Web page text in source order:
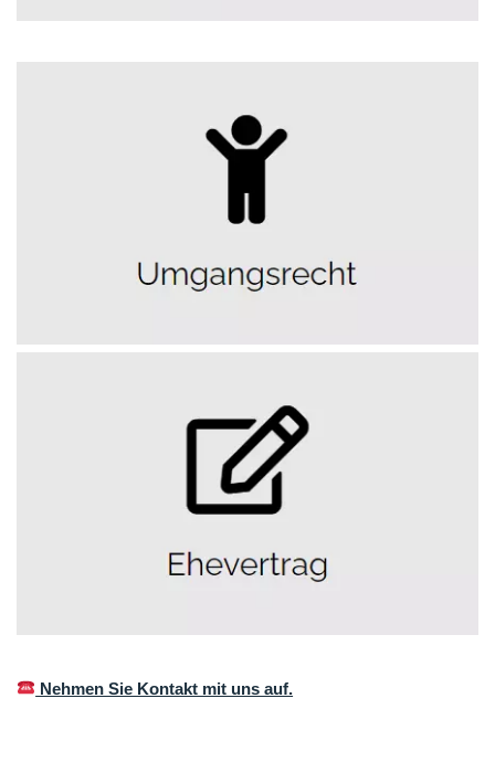
Nehmen Sie Kontakt mit uns auf.